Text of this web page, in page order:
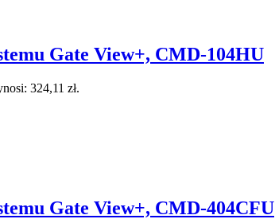
Gate View+, CMD-104HU
324,11 zł.
Gate View+, CMD-404CFU